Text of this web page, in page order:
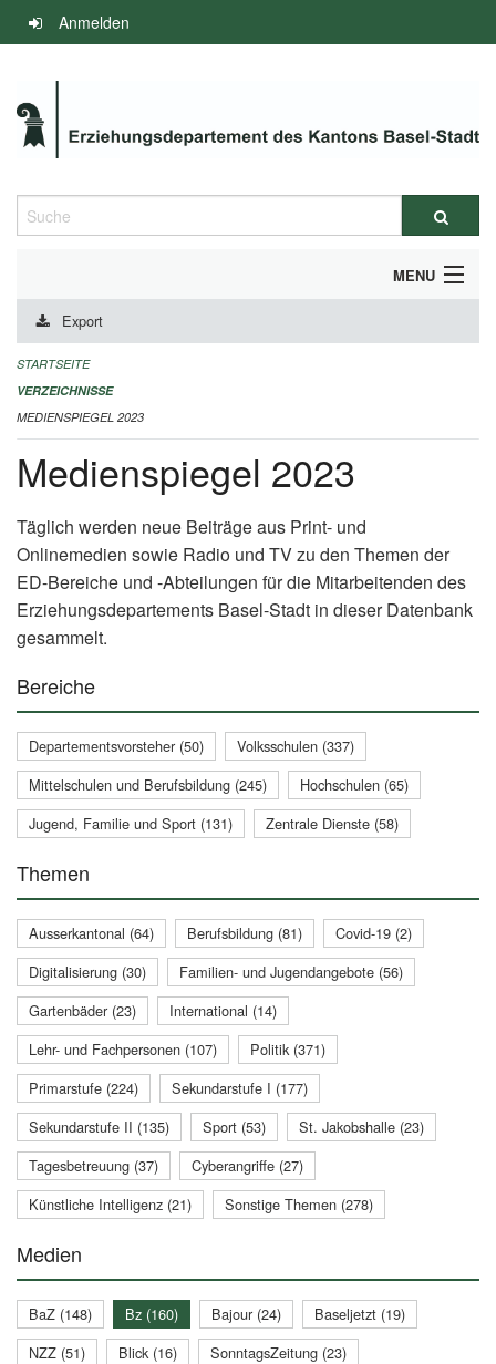
Navigation
überspringen
Anmelden
Suche
MENU
INFOS ZUM ED-MEDIENSPIEGEL
IMPRESSUM
Export
STARTSEITE
VERZEICHNISSE
MEDIENSPIEGEL 2023
Medienspiegel 2023
Täglich werden neue Beiträge aus Print- und
Onlinemedien sowie Radio und TV zu den Themen der
ED-Bereiche und -Abteilungen für die Mitarbeitenden des
Erziehungsdepartements Basel-Stadt in dieser Datenbank
gesammelt.
Bereiche
Departementsvorsteher (50)
Volksschulen (337)
Mittelschulen und Berufsbildung (245)
Hochschulen (65)
Jugend, Familie und Sport (131)
Zentrale Dienste (58)
Themen
Ausserkantonal (64) Berufsbildung (81)
Covid-19 (2)
Digitalisierung (30)
Familien- und Jugendangebote (56)
Gartenbäder (23)
International (14)
Lehr- und Fachpersonen (107)
Politik (371)
Primarstufe (224)
Sekundarstufe I (177)
Sekundarstufe II (135)
Sport (53)
St. Jakobshalle (23)
Tagesbetreuung (37)
Cyberangriffe (27)
Künstliche Intelligenz (21)
Sonstige Themen (278)
Medien
BaZ (148) Bz (160) Bajour (24)
Baseljetzt (19)
NZZ (51)
Blick (16)
SonntagsZeitung (23)